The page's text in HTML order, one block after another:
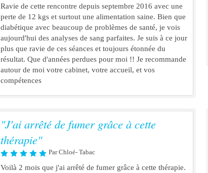
Ravie de cette rencontre depuis septembre 2016 avec une
perte de 12 kgs et surtout une alimentation saine. Bien que
diabétique avec beaucoup de problèmes de santé, je vois
aujourd'hui des analyses de sang parfaites. Je suis à ce jour
plus que ravie de ces séances et toujours étonnée du
résultat. Que d'années perdues pour moi !! Je recommande
autour de moi votre cabinet, votre accueil, et vos
compétences
"J'ai arrêté de fumer grâce à cette
thérapie"
Par Chloé- Tabac
Voilà 2 mois que j'ai arrêté de fumer grâce à cette thérapie.